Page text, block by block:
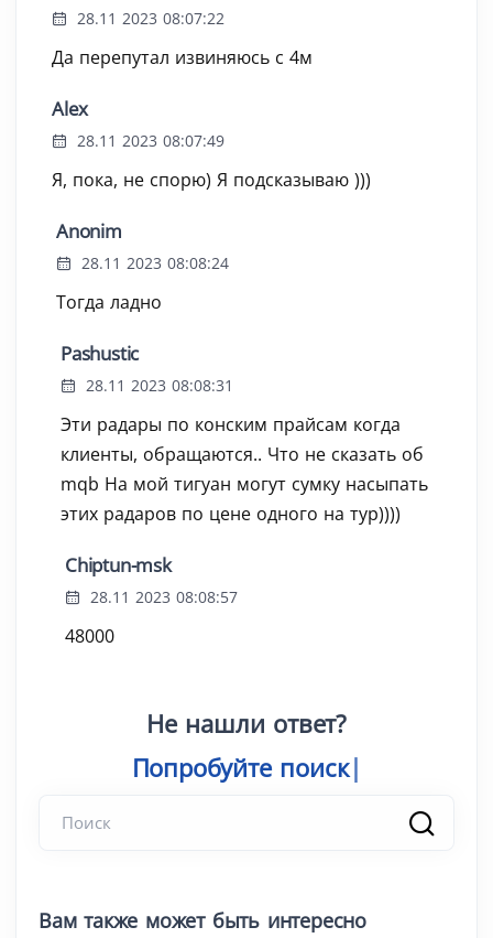
28.11 2023 08:07:22
Да перепутал извиняюсь с 4м
Alex
28.11 2023 08:07:49
Я, пока, не спорю) Я подсказываю )))
Anonim
28.11 2023 08:08:24
Тогда ладно
Pashustic
28.11 2023 08:08:31
Эти радары по конским прайсам когда
клиенты, обращаются.. Что не сказать об
mqb На мой тигуан могут сумку насыпать
этих радаров по цене одного на тур))))
Chiptun-msk
28.11 2023 08:08:57
48000
Не нашли ответ?
Попробуйте|
Вам также может быть интересно